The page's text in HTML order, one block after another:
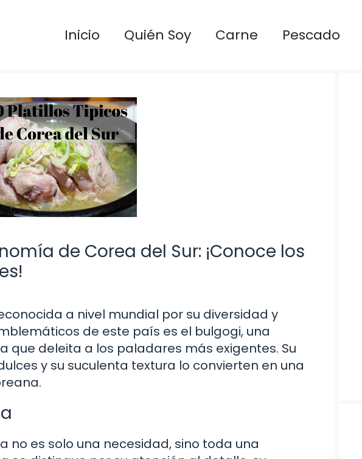
Inicio Quién Soy Carne Pescado
de Corea del Sur: ¡Conoce los
a nivel mundial por su diversidad y
de este país es el bulgogi, una
deleita a los paladares más exigentes. Su
y su suculenta textura lo convierten en una
no es solo una necesidad, sino toda una